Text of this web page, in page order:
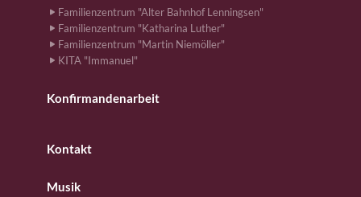
Familienzentrum "Alter Bahnhof Lenningsen"
Familienzentrum "Katharina Luther"
Familienzentrum "Martin Niemöller"
KITA "Immanuel"
Konfirmandenarbeit
Kontakt
Musik